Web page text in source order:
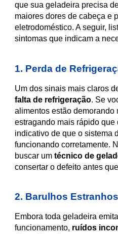
que sua geladeira precisa
maiores dores de cabeça e
eletrodoméstico. A seguir,
sintomas que indicam a
1. Perda de
Um dos sinais mais claros
falta de refrigeração. Se
alimentos estão demorando
estragando mais rápido que
indicativo de que o sistema
funcionando corretamente.
buscar umtécnico de
consertar o defeito antes
2. Barulhos Estranhos
Embora toda geladeira
funcionamento, ruídos